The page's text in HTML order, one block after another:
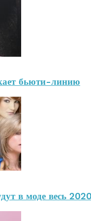
бьюти-линию
в моде весь